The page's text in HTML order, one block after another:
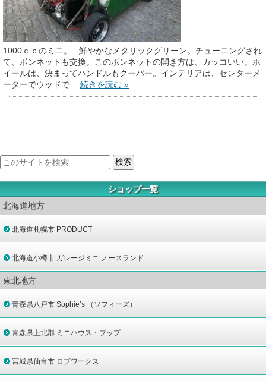
1000ｃｃのミニ。 鮮やかなメタリックグリーン。チューニングされ
て、ボンネットも交換。このボンネットの開き方は、カッコいい。ホ
イールは、決まってハンドルもクーパー。インテリアは、センターメ
ーターでウッドで… 続きを読む »
ショップ一覧
北海道地方
北海道札幌市 PRODUCT
北海道小樽市 ガレージミニ ノースランド
東北地方
青森県八戸市 Sophie’s （ソフィーズ）
青森県上北郡 ミニハウス・ブップ
宮城県仙台市 ロブワークス